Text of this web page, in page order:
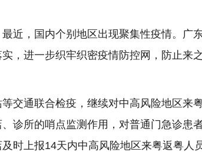
近，国内个别地区出现聚集性疫情。广
，进一步织牢织密疫情防控网，防止来
交通联合检疫，继续对中高风险地区来
诊所的哨点监测作用，对普通门急诊患
时上报14天内中高风险地区来粤返粤人